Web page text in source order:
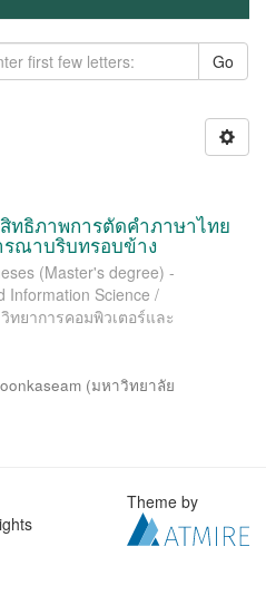
Go
ทธิภาพการตัดคำภาษาไทย
รณาบริบทรอบข้าง
(Master's degree) -
Information Science /
ทยาการคอมพิวเตอร์และ
(มหาวิทยาลัย
Theme by